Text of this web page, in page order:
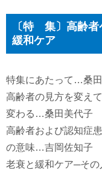
〔特 集〕高齢者
緩和ケア
特集にあたって…桑
高齢者の見方を変え
変わる…桑田美代子
高齢者および認知症
の意味…吉岡佐知子
老衰と緩和ケア─そ